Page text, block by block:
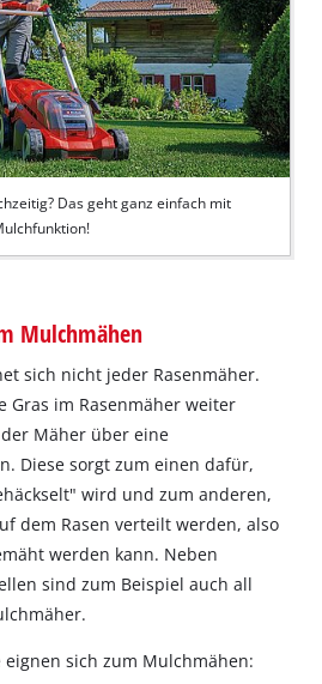
Das geht ganz einfach mit
Mulchmähen
sich nicht jeder Rasenmäher.
Gras im Rasenmäher weiter
Mäher über eine
Diese sorgt zum einen dafür,
wird und zum anderen,
dem Rasen verteilt werden, also
werden kann. Neben
sind zum Beispiel auch all
eignen sich zum Mulchmähen: